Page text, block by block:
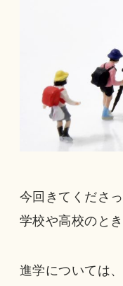
今回きてくださ
学校や高校のと
進学については